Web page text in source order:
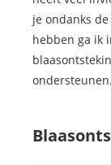
je ondanks
hebben ga ik
ondersteunen.